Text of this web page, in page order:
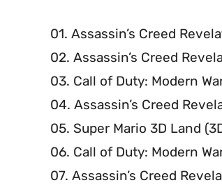
01. Assassin’s Creed
02. Assassin’s Creed
03. Call of Duty: Modern
04. Assassin’s Creed
05. Super Mario 3D Land
06. Call of Duty: Modern
07. Assassin’s Creed